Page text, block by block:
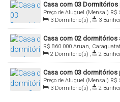
193.00m²
Casa com 03
Caraguatatuba - Sp
R$
Preço de Aluguel (Mensal)
Paulo, Brasil
3 Dormitório(s) , 3
Sala(s) , 2 Suíte(s) , Total:
Distância do Mar , Útil: 168
Casa com 02 dormitórios
Caraguatatuba/Sp
R$ 860.000 Aruan,
2 Dormitório(s) , 2
Sala(s) , Total: 91.00m² ,
Útil: 91.00m² , Terreno:
Casa com 03 dormitórios
Caraguatatuba/SP
R$
Preço de Aluguel (Mensal)
Paulo, Brasil
3 Dormitório(s) , 2